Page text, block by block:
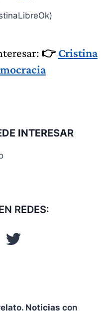
👉 Cristina
INTERESAR
REDES:
Noticias con